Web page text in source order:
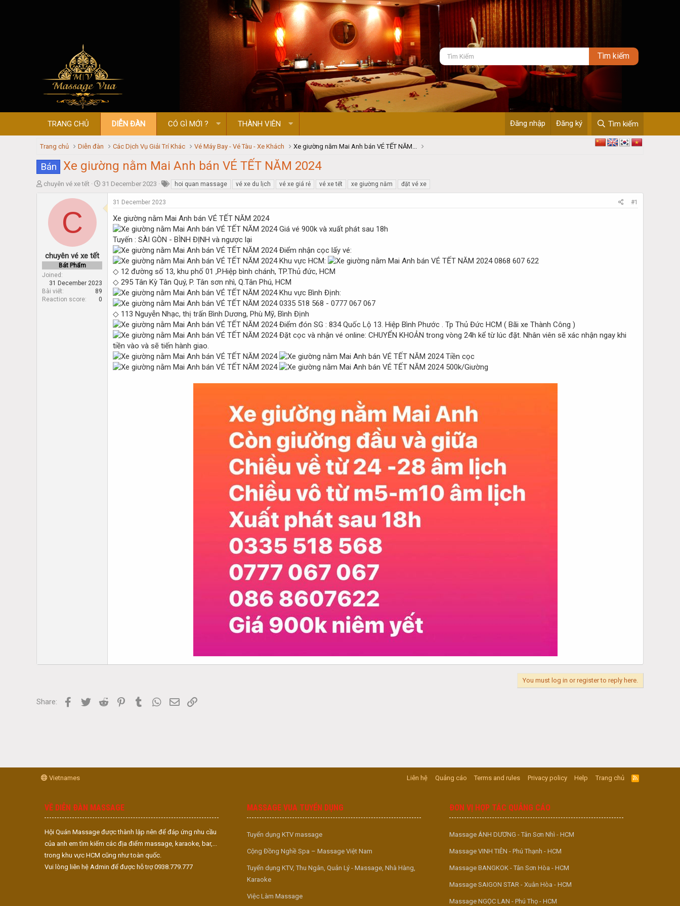
TRANG CHỦ DIỄN ĐÀN CÓ GÌ MỚI ? THÀNH VIÊN Đăng nhập Đăng ký Tìm kiếm
Trang chủ Diễn đàn Các Dịch Vụ Giải Trí Khác Vé Máy Bay - Vé Tàu - Xe Khách Xe giường nằm Mai Anh bán VÉ TẾT NĂM...
Bán Xe giường nằm Mai Anh bán VÉ TẾT NĂM 2024
T
a
t
r
chuyên vé xe tết
S
r
31 December 2023 hoi quan massage vé xe du lịch vé xe giá rẻ vé xe tết xe giường nằm đặt vé xe
C
chuyên vé xe tết
Bát Phẩm
Joined
31 December 2023
Bài viết
89
Reaction score
0
31 December 2023 #1
Xe giường nằm Mai Anh bán VÉ TẾT NĂM 2024
Giá vé 900k và xuất phát sau 18h
Tuyến : SÀI GÒN - BÌNH ĐỊNH và ngược lại
Điểm nhận cọc lấy vé:
Khu vực HCM:
0868 607 622
◇ 12 đường số 13, khu phố 01 ,P.Hiệp bình chánh, TP.Thủ đức, HCM
◇ 295 Tân Kỳ Tân Quý, P. Tân sơn nhì, Q.Tân Phú, HCM
Khu vực Bình Định:
0335 518 568 - 0777 067 067
◇ 113 Nguyễn Nhạc, thị trấn Bình Dương, Phù Mỹ, Bình Định
Điểm đón SG : 834 Quốc Lộ 13. Hiệp Bình Phước . Tp Thủ Đức HCM ( Bãi xe Thành Công )
Đặt cọc và nhận vé online: CHUYỂN KHOẢN trong vòng 24h kể từ lúc đặt. Nhân viên sẽ xác nhận ngay khi
tiền vào và sẽ tiến hành giao.
Tiền cọc
500k/Giường
You must log in or register to reply here.
Share: Facebook
Twitter Reddit PinterestTumblr WhatsApp
Email
Vietnames Liên hệ Quảng cáo Terms and rules Privacy policy Help Trang chủ
R
S
VỀ DIỄN ĐÀN MASSAGE
Hội Quán Massage được thành lập nên để đáp ứng nhu cầu
của anh em tìm kiếm các địa điểm massage, karaoke, bar,...
trong khu vực HCM cũng như toàn quốc.
Vui lòng liên hệ Admin để được hỗ trợ 0938.779.777
MASSAGE VUA TUYỂN DỤNG
Tuyển dụng KTV massage
Cộng Đồng Nghề Spa – Massage Việt Nam
Tuyển dụng KTV, Thu Ngân, Quản Lý - Massage, Nhà Hàng,
Karaoke
Việc Làm Massage
ĐƠN VỊ HỢP TÁC QUẢNG CÁO
Massage ÁNH DƯƠNG - Tân Sơn Nhì - HCM
Massage VINH TIÊN - Phú Thạnh - HCM
Massage BANGKOK - Tân Sơn Hòa - HCM
Massage SAIGON STAR - Xuân Hòa - HCM
Massage NGỌC LAN - Phú Thọ - HCM